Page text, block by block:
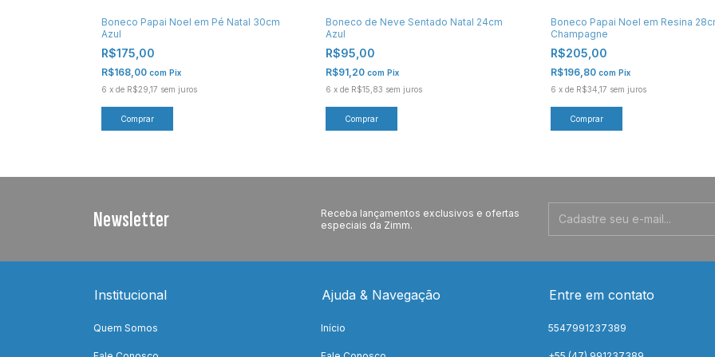
Boneco Papai Noel em Pé Natal 30cm
Azul
R$175,00
R$168,00 com Pix
6 x de R$29,17 sem juros
Boneco de Neve Sentado Natal 24cm
Azul
R$95,00
R$91,20com Pix
6 xde R$15,83 sem juros
Boneco Papai Noel em Resina
Champagne
R$205,00
R$196,80 com Pix
6 x de R$34,17 sem juros
Newsletter
Receba lançamentos exclusivos e ofertas
especiais da Zimm.
Institucional
Quem Somos
Ajuda & Navegação
Início
Entre em contato
5547991237389